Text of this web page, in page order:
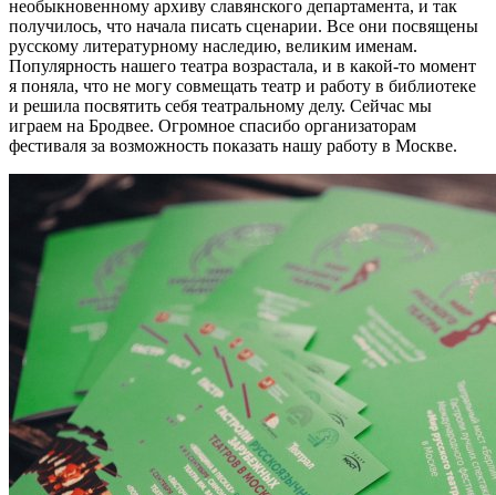
необыкновенному архиву славянского департамента, и так
получилось, что начала писать сценарии. Все они посвящены
русскому литературному наследию, великим именам.
Популярность нашего театра возрастала, и в какой-то момент
я поняла, что не могу совмещать театр и работу в библиотеке
и решила посвятить себя театральному делу. Сейчас мы
играем на Бродвее. Огромное спасибо организаторам
фестиваля за возможность показать нашу работу в Москве.